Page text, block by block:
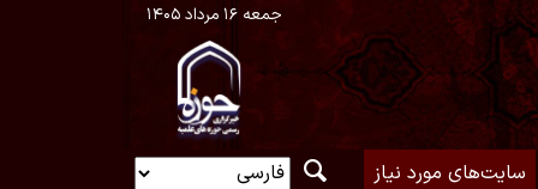
جمعه ۱۶ مرداد ۱۴۰۵
سایت‌های مورد نیاز